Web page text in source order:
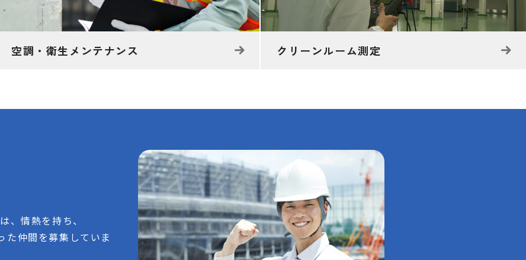
空調・衛生メンテナンス クリーンルーム測定
、情熱を持ち、
た仲間を募集していま